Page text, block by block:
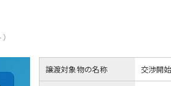
譲渡対象物の名称 交渉開